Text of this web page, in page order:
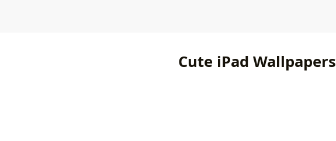
Cute iPad Wallpapers